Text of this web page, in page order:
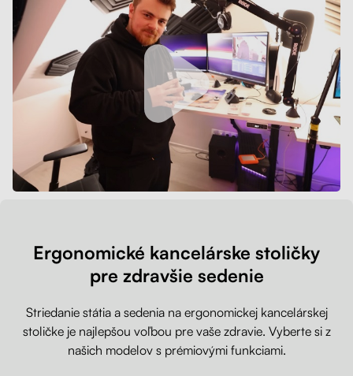
Ergonomické kancelárske stoličky
pre zdravšie sedenie
Striedanie státia a sedenia na ergonomickej kancelárskej
stoličke je najlepšou voľbou pre vaše zdravie. Vyberte si z
našich modelov s prémiovými funkciami.